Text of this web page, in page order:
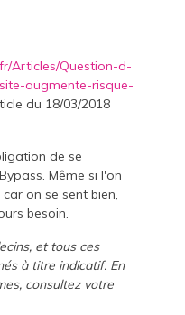
Articles/Question-d-
augmente-risque-
du 18/03/2018
de se
Même si l'on
on se sent bien,
besoin.
et tous ces
à titre indicatif. En
consultez votre